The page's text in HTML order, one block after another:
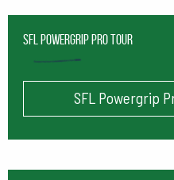
SFL Powergrip Pro Tour
SFL Powergrip